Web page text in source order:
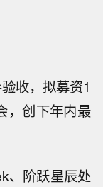
收，拟募资1
，创下年内最
、阶跃星辰处